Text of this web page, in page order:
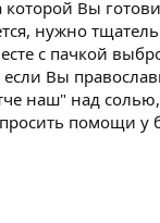
которой Вы
нужно
с пачкой
если Вы
наш" над
помощи у